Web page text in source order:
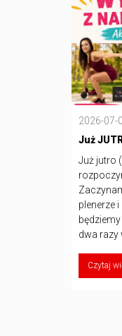
2026-07-
Już
Już jutro
plenerze
dwa razy
Czytaj